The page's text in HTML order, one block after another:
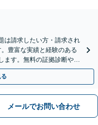
は請求したい方・請求され
豊富な実績と経験のある
ます。無料の証拠診断や着
相談ください。
メールでお問い合わせ